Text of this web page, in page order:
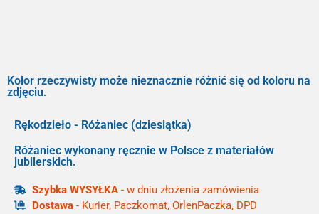
Kolor rzeczywisty może nieznacznie różnić się od koloru na
zdjęciu.
Rękodzieło - Różaniec (dziesiątka)
Różaniec wykonany ręcznie w Polsce z materiałów
jubilerskich.
Szybka WYSYŁKA - w dniu złożenia zamówienia
Dostawa - Kurier, Paczkomat, OrlenPaczka, DPD